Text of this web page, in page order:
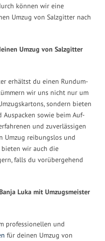
können wir eine
Umzug von Salzgitter nach
Umzug von Salzgitter
erhältst du einen Rundum-
wir uns nicht nur um
sondern bieten
sowie beim Auf-
und zuverlässigen
Umzug reibungslos und
wir auch die
falls du vorübergehend
Luka mit Umzugsmeister
professionellen und
für deinen Umzug von